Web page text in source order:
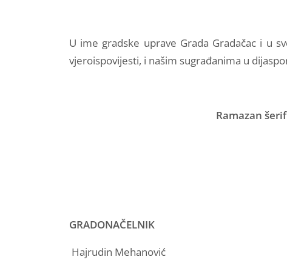
U ime gradske uprave Grada Gradačac i u
vjeroispovijesti, i našim sugrađanima u
Ramazan
GRADONAČELNIK
Hajrudin Mehanović